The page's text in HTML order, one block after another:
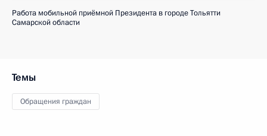
Работа мобильной приёмной Президента в городе Тольятти
Самарской области
Темы
Обращения граждан